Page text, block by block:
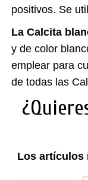
positivos. Se
La Calcita
y de color
emplear para
de todas las
Los artículos